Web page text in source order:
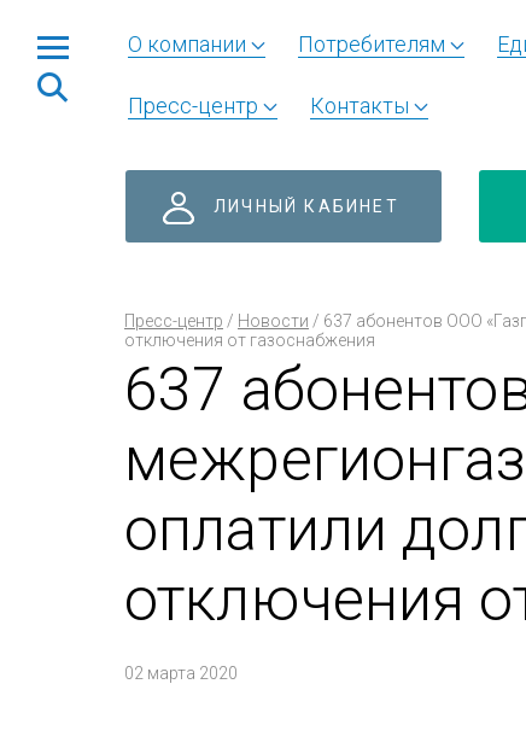
О компании Потребителям
Пресс-центр Контакты
ЛИЧНЫЙ КАБИНЕТ
Пресс-центр / Новости / 637 абонентов ООО
отключения от газоснабжения
637
оплатили
отключения
02 марта 2020